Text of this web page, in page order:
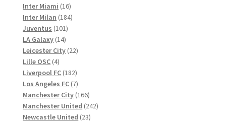
Inter Miami 1616
Produkte
Inter Milan 184184
Juventus 101101
LA Galaxy 1414
Produkte
Leicester City 2222
Lille OSC 44
Produkte
Liverpool FC 182182
Produkte
Los Angeles FC 77
Produkte
Manchester City 166166
Produkte
Manchester United 242242
Newcastle United 2323